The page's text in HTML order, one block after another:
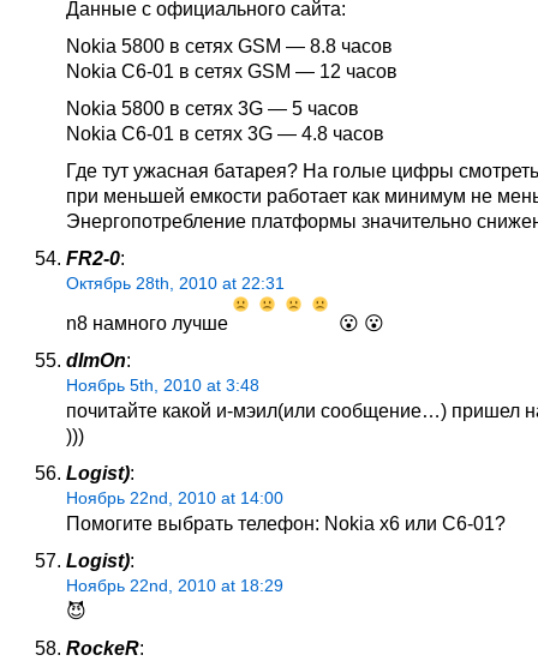
Данные с официального сайта:
Nokia 5800 в сетях GSM — 8.8 часов
Nokia С6-01 в сетях GSM — 12 часов
Nokia 5800 в сетях 3G — 5 часов
Nokia С6-01 в сетях 3G — 4.8 часов
Где тут ужасная батарея? На голые цифры
при меньшей емкости работает как минимум не
Энергопотребление платформы значительно
FR2-0:
Октябрь 28th, 2010 at 22:31
n8 намного лучше
😮 😮
dImOn:
Ноябрь 5th, 2010 at 3:48
почитайте какой и-мэил(или сообщение…) пришел
)))
Logist):
Ноябрь 22nd, 2010 at 14:00
Помогите выбрать телефон: Nokia x6 или C6-01?
Logist):
Ноябрь 22nd, 2010 at 18:29
😈
RockeR: